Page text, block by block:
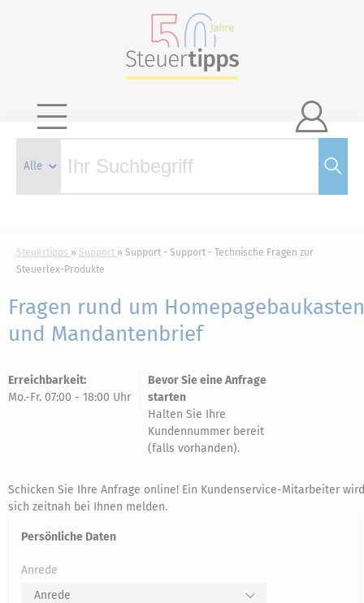

Steuertipps Support
Support - Support - Technische Fragen zur
Steuerlex-Produkte
Fragen rund um Homepagebaukasten
und Mandantenbrief
Erreichbarkeit:
Mo.-Fr. 07:00 - 18:00 Uhr
Bevor Sie eine Anfrage
starten
Halten Sie Ihre
Kundennummer bereit
(falls vorhanden).
Schicken Sie Ihre Anfrage online! Ein Kundenservice-Mitarbeiter wird
sich zeitnah bei Ihnen melden.
Persönliche Daten
Anrede
Anrede